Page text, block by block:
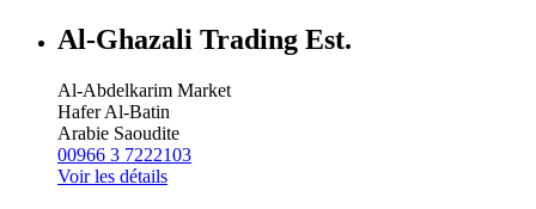
Al-Ghazali Trading Est.
Al-Abdelkarim Market
Hafer Al-Batin
Arabie Saoudite
00966 3 7222103
Voir les détails